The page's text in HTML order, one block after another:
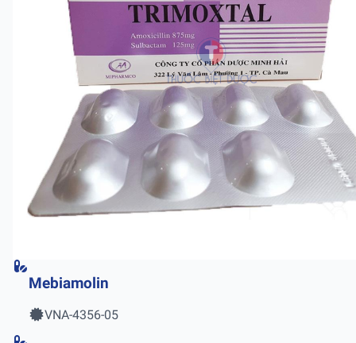
Mebiamolin
VNA-4356-05